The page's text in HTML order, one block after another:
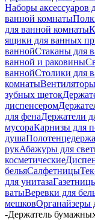
Наборы аксессуаров
ванной комнаты
для ванной комнаты
ящики для ванных
ваннойСтаканы для
ванной и раковины
ваннойСтолики для
комнаты
зубных щеток
диспенсером
для фенаДержатели
мусораКарнизы для
душа
рукАбажуры для
косметические
бельяСалфетницы
для унитаза
ватыВеревки для
мешковОрганайзеры
-Держатель